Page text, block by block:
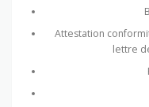
Attestation
lettre